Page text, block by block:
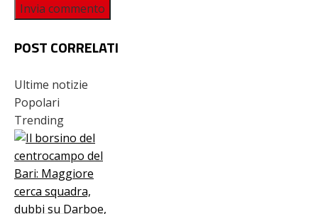
POST CORRELATI
Ultime notizie
Popolari
Trending